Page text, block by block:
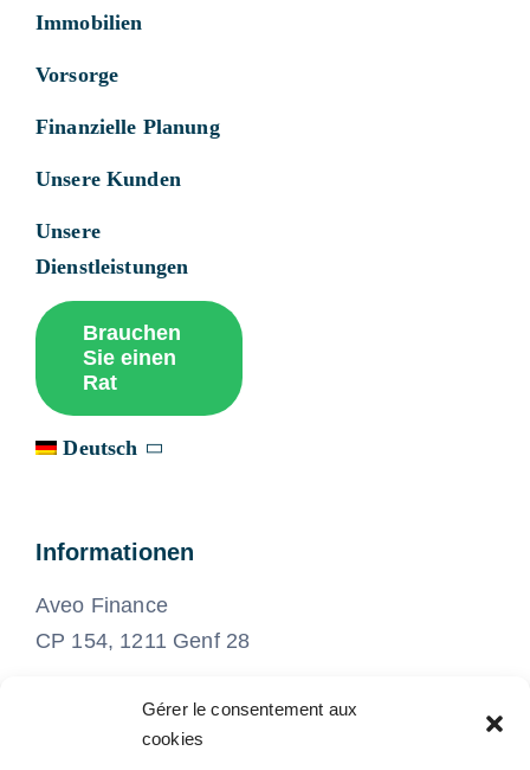
Gérer le consentement aux
cookies
Immobilien
Vorsorge
Finanzielle Planung
Unsere Kunden
Unsere
Dienstleistungen
Brauchen
Sie einen
Rat
Deutsch
Informationen
Aveo Finance
CP 154, 1211 Genf 28
022 575 21 21